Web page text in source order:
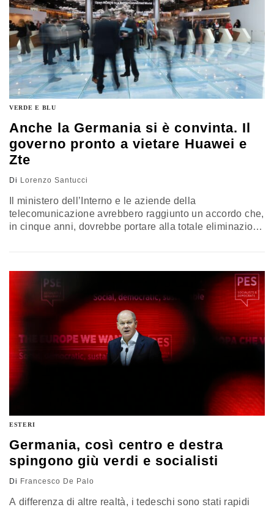
VERDE E BLU
Anche la Germania si è convinta. Il
governo pronto a vietare Huawei e
Zte
Di Lorenzo Santucci
Il ministero dell’Interno e le aziende della
telecomunicazione avrebbero raggiunto un accordo che,
in cinque anni, dovrebbe portare alla totale eliminazione
ESTERI
Germania, così centro e destra
spingono giù verdi e socialisti
Di Francesco De Palo
A differenza di altre realtà, i tedeschi sono stati rapidi